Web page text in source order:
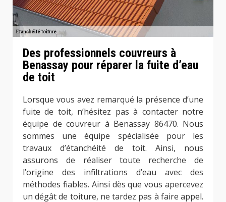
Des professionnels couvreurs à
Benassay pour réparer la fuite d’eau
de toit
Lorsque vous avez remarqué la présence d’une
fuite de toit, n’hésitez pas à contacter notre
équipe de couvreur à Benassay 86470. Nous
sommes une équipe spécialisée pour les
travaux d’étanchéité de toit. Ainsi, nous
assurons de réaliser toute recherche de
l’origine des infiltrations d’eau avec des
méthodes fiables. Ainsi dès que vous apercevez
un dégât de toiture, ne tardez pas à faire appel.